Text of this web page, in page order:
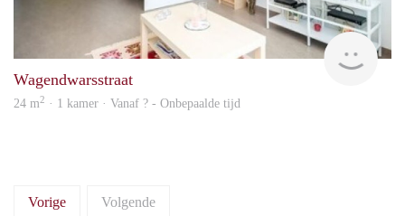
Wagendwarsstraat
24 m2 · 1 kamer · Vanaf ? - Onbepaalde tijd
Vorige Volgende